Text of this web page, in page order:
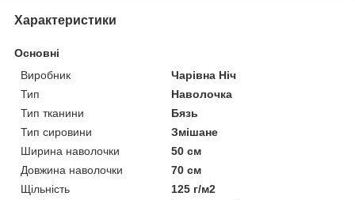
Характеристики
Основні
Виробник
Чарівна Ніч
Тип
Наволочка
Тип тканини
Бязь
Тип сировини
Змішане
Ширина наволочки
50 см
Довжина наволочки
70 см
Щільність
125 г/м2